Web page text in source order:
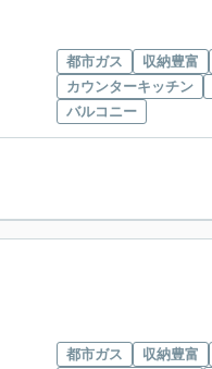
都市ガス 収納豊富
カウンターキッチン
バルコニー
都市ガス 収納豊富